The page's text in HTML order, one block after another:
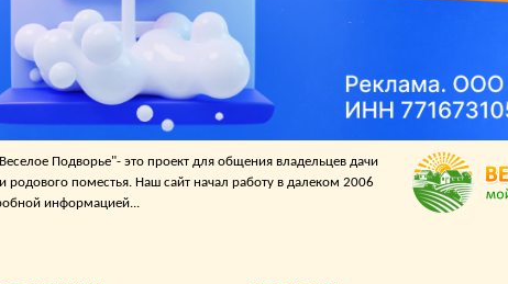
Подворье"- это проект для общения владельцев дачи
поместья. Наш сайт начал работу в далеком 2006
информацией...